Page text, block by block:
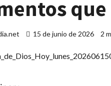
15 de junio de 2026 2